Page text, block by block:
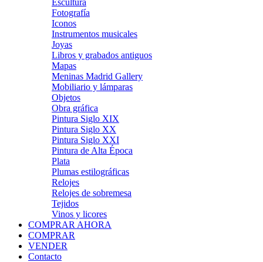
Escultura
Fotografía
Iconos
Instrumentos musicales
Joyas
Libros y grabados antiguos
Mapas
Meninas Madrid Gallery
Mobiliario y lámparas
Objetos
Obra gráfica
Pintura Siglo XIX
Pintura Siglo XX
Pintura Siglo XXI
Pintura de Alta Época
Plata
Plumas estilográficas
Relojes
Relojes de sobremesa
Tejidos
Vinos y licores
COMPRAR AHORA
COMPRAR
VENDER
Contacto